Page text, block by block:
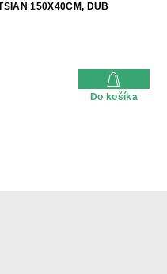
150X40CM, DUB
Do košíka